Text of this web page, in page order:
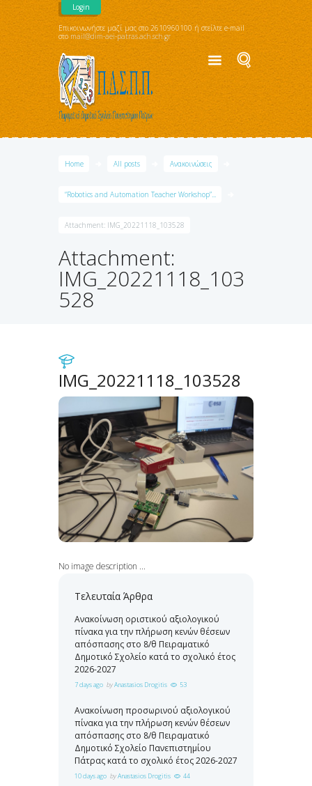
Login
Επικοινωνήστε μαζί μας στο 2610960100 ή στείλτε e-mail
στο mail@dim-aei-patras.ach.sch.gr
Home All posts Ανακοινώσεις
“Robotics and Automation Teacher Workshop”...
Attachment: IMG_20221118_103528
Attachment:
IMG_20221118_103
528
IMG_20221118_103528
No image description ...
Τελευταία Άρθρα
Ανακοίνωση οριστικού αξιολογικού
πίνακα για την πλήρωση κενών θέσεων
απόσπασης στο 8/θ Πειραματικό
Δημοτικό Σχολείο κατά το σχολικό έτος
2026-2027
7 days ago byAnastasios Drogitis 53
Ανακοίνωση προσωρινού αξιολογικού
πίνακα για την πλήρωση κενών θέσεων
απόσπασης στο 8/θ Πειραματικό
Δημοτικό Σχολείο Πανεπιστημίου
Πάτρας κατά το σχολικό έτος 2026-2027
10 days ago byAnastasios Drogitis 44